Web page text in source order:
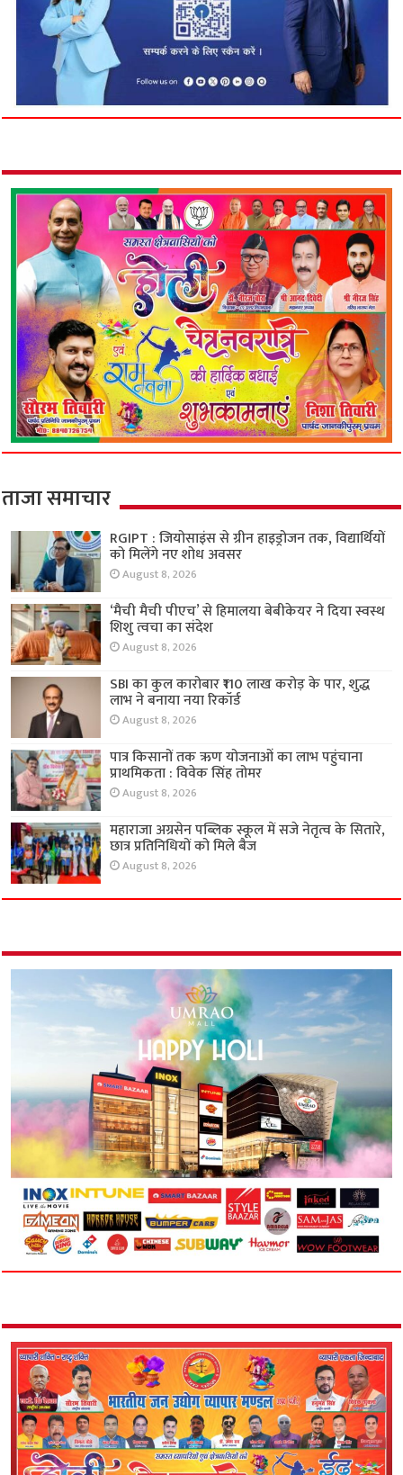
ताजा समाचार
RGIPT : जियोसाइंस से ग्रीन हाइड्रोजन तक, विद्यार्थियों
को मिलेंगे नए शोध अवसर
August 8, 2026
‘मैची मैची पीएच’ से हिमालया बेबीकेयर ने दिया स्वस्थ
शिशु त्वचा का संदेश
August 8, 2026
SBI का कुल कारोबार ₹110 लाख करोड़ के पार, शुद्ध
लाभ ने बनाया नया रिकॉर्ड
August 8, 2026
पात्र किसानों तक ऋण योजनाओं का लाभ पहुंचाना
प्राथमिकता : विवेक सिंह तोमर
August 8, 2026
महाराजा अग्रसेन पब्लिक स्कूल में सजे नेतृत्व के सितारे,
छात्र प्रतिनिधियों को मिले बैज
August 8, 2026